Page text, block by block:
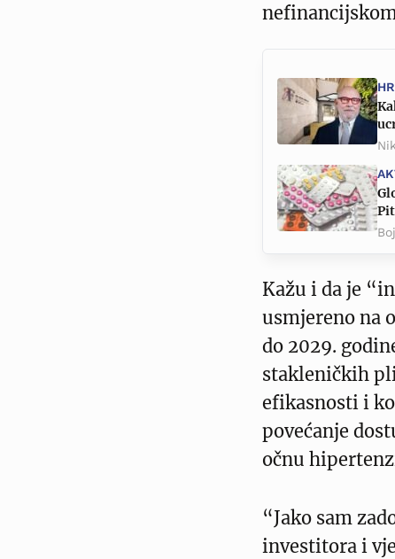
Kažu i da je
usmjereno na
do 2029.
stakleničkih
efikasnosti i
povećanje
očnu
“Jako sam
investitora i